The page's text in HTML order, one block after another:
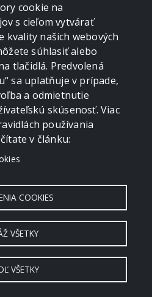
16. 06. 2022
- 2026 by crevko
cookie na
s cieľom vytvárať
kvality našich webových
súhlasiť alebo
tlačidlá. Predvolená
sa uplatňuje v prípade,
a odmietnutie
skúsenosť. Viac
používania
v článku:
COOKIES
VŠETKY
VŠETKY